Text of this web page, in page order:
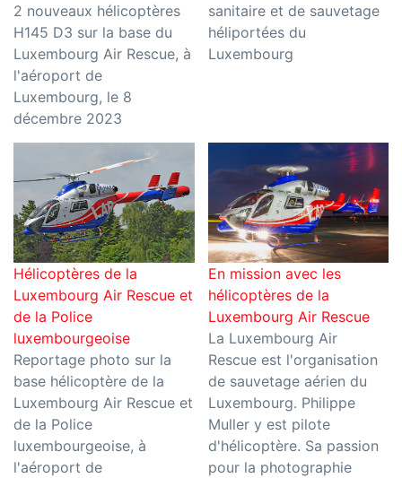
2 nouveaux hélicoptères
H145 D3 sur la base du
Luxembourg Air Rescue, à
l'aéroport de
Luxembourg, le 8
décembre 2023
sanitaire et de sauvetage
héliportées du
Luxembourg
Hélicoptères de la
Luxembourg Air Rescue et
de la Police
luxembourgeoise
Reportage photo sur la
base hélicoptère de la
Luxembourg Air Rescue et
de la Police
luxembourgeoise, à
l'aéroport de
En mission avec les
hélicoptères de la
Luxembourg Air Rescue
La Luxembourg Air
Rescue est l'organisation
de sauvetage aérien du
Luxembourg. Philippe
Muller y est pilote
d'hélicoptère. Sa passion
pour la photographie